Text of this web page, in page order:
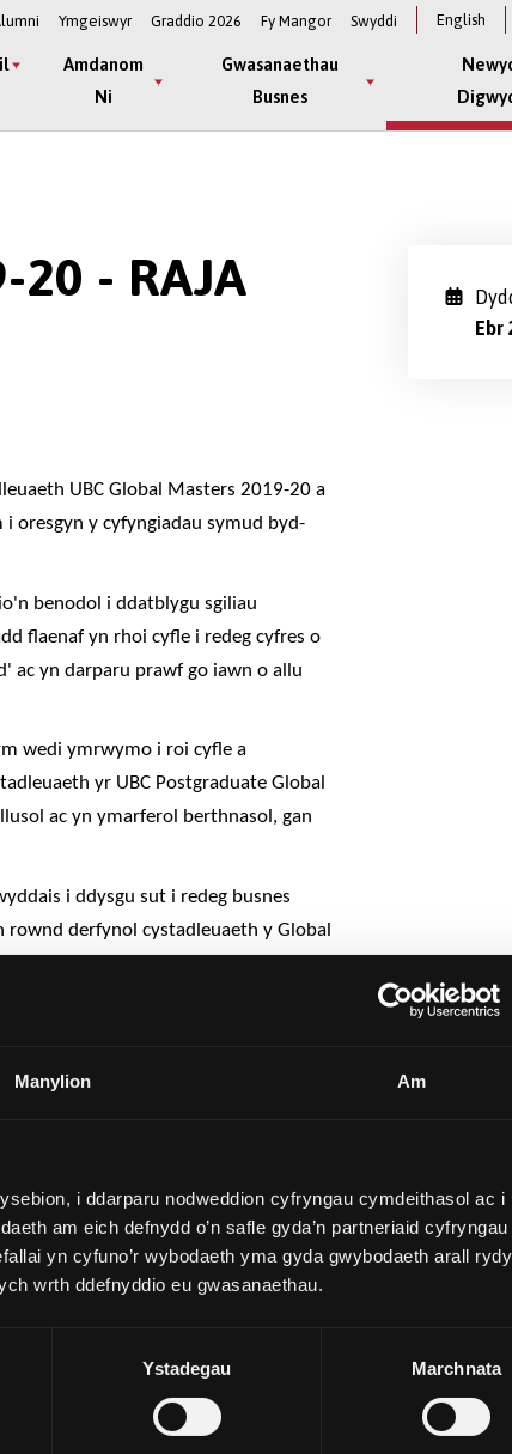
Manylion Am
i ddarparu nodweddion cyfryngau cymdeithasol ac i
am eich defnydd o’n safle gyda’n partneriaid cyfryngau
yn cyfuno’r wybodaeth yma gyda gwybodaeth arall
wrth ddefnyddio eu gwasanaethau.
Ystadegau Marchnata
Ymgeiswyr Graddio 2026 Fy Mangor Swyddi English
Amdanom
Ni
Gwasanaethau
Busnes
20 - RAJA
UBC Global Masters 2019-20 a
oresgyn y cyfyngiadau symud byd-
benodol i ddatblygu sgiliau
flaenaf yn rhoi cyfle i redeg cyfres o
ac yn darparu prawf go iawn o allu
wedi ymrwymo i roi cyfle a
yr UBC Postgraduate Global
ac yn ymarferol berthnasol, gan
i ddysgu sut i redeg busnes
rownd derfynol cystadleuaeth y Global
a phroffesiynol. Byddwn yn
bydd yn ffordd wych o ddysgu sgiliau
Ebr